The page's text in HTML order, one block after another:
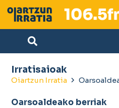
Irratisaioak
Oiartzun Irratia
Oarsoaldeako berriak